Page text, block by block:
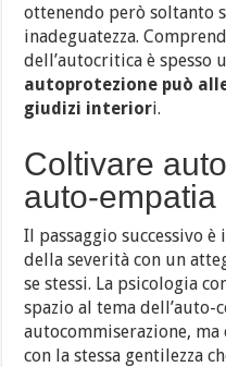
ottenendo però soltanto
inadeguatezza.
dell’autocritica è spesso
autoprotezione può
giudizi interiori.
Coltivare
auto-empatia
Il passaggio successivo
della severità con un
se stessi. La psicologia
spazio al tema dell’auto-
autocommiserazione,
con la stessa gentilezza